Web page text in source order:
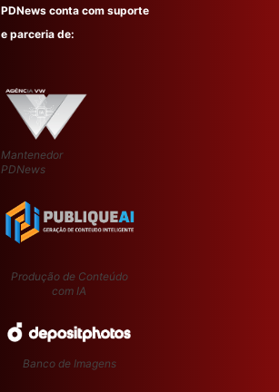
PDNews conta com suporte
e parceria de:
Mantenedor
PDNews
Produção de Conteúdo
com IA
Banco de Imagens